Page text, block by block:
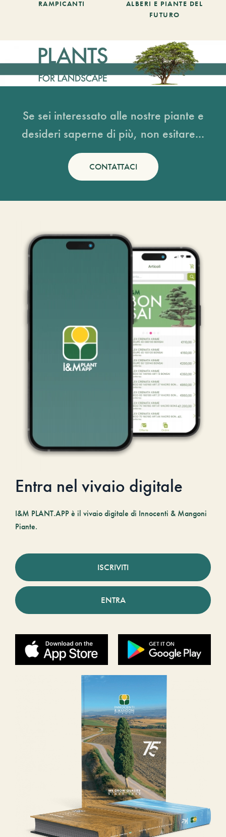
RAMPICANTI
ALBERI E PIANTE DEL
FUTURO
Se sei interessato alle nostre piante e
desideri saperne di più, non esitare...
CONTATTACI
Entra nel vivaio digitale
I&M PLANT.APP è il vivaio digitale di Innocenti & Mangoni
Piante.
ISCRIVITI
ENTRA